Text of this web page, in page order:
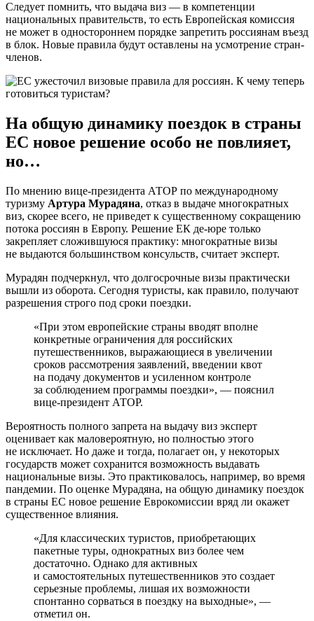
Следует помнить, что выдача виз — в компетенции
национальных правительств, то есть Европейская комиссия
не может в одностороннем порядке запретить россиянам въезд
в блок. Новые правила будут оставлены на усмотрение стран-
членов.
На общую динамику поездок в страны
ЕС новое решение особо не повлияет,
но…
По мнению вице-президента АТОР по международному
туризму Артура Мурадяна, отказ в выдаче многократных
виз, скорее всего, не приведет к существенному сокращению
потока россиян в Европу. Решение ЕК де-юре только
закрепляет сложившуюся практику: многократные визы
не выдаются большинством консульств, считает эксперт.
Мурадян подчеркнул, что долгосрочные визы практически
вышли из оборота. Сегодня туристы, как правило, получают
разрешения строго под сроки поездки.
«При этом европейские страны вводят вполне
конкретные ограничения для российских
путешественников, выражающиеся в увеличении
сроков рассмотрения заявлений, введении квот
на подачу документов и усиленном контроле
за соблюдением программы поездки», — пояснил
вице-президент АТОР.
Вероятность полного запрета на выдачу виз эксперт
оценивает как маловероятную, но полностью этого
не исключает. Но даже и тогда, полагает он, у некоторых
государств может сохранится возможность выдавать
национальные визы. Это практиковалось, например, во время
пандемии. По оценке Мурадяна, на общую динамику поездок
в страны ЕС новое решение Еврокомиссии вряд ли окажет
существенное влияния.
«Для классических туристов, приобретающих
пакетные туры, однократных виз более чем
достаточно. Однако для активных
и самостоятельных путешественников это создает
серьезные проблемы, лишая их возможности
спонтанно сорваться в поездку на выходные», —
отметил он.